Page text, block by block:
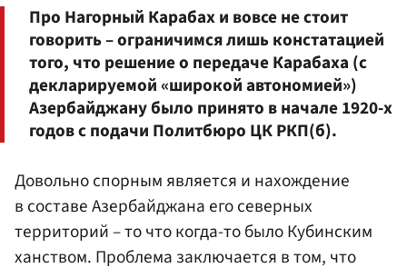
Про Нагорный Карабах и вовсе не стоит
говорить – ограничимся лишь констатацией
того, что решение о передаче Карабаха (с
декларируемой «широкой автономией»)
Азербайджану было принято в начале 1920-х
годов с подачи Политбюро ЦК РКП(б).
Довольно спорным является и нахождение
в составе Азербайджана его северных
территорий – то что когда-то было Кубинским
ханством. Проблема заключается в том, что